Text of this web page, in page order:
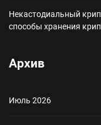
Некастодиальный
способы хранения
Архив
Июль 2026